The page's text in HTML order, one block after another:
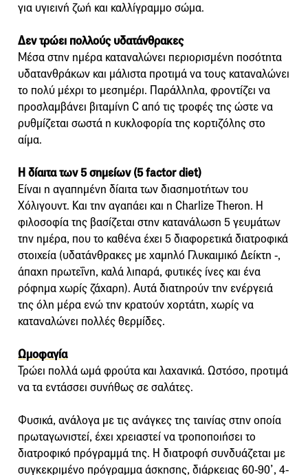
για υγιεινή ζωή και καλλίγραμμο σώμα.
Δεν τρώει πολλούς υδατάνθρακες
Μέσα στην ημέρα καταναλώνει περιορισμένη ποσότητα
υδατανθράκων και μάλιστα προτιμά να τους καταναλώνει
το πολύ μέχρι το μεσημέρι. Παράλληλα, φροντίζει να
προσλαμβάνει βιταμίνη C από τις τροφές της ώστε να
ρυθμίζεται σωστά η κυκλοφορία της κορτιζόλης στο
αίμα.
Η δίαιτα των 5 σημείων (5 factor diet)
Είναι η αγαπημένη δίαιτα των διασημοτήτων του
Χόλιγουντ. Και την αγαπάει και η Charlize Theron. H
φιλοσοφία της βασίζεται στην κατανάλωση 5 γευμάτων
την ημέρα, που το καθένα έχει 5 διαφορετικά διατροφικά
στοιχεία (υδατάνθρακες με χαμηλό Γλυκαιμικό Δείκτη -,
άπαχη πρωτεΐνη, καλά λιπαρά, φυτικές ίνες και ένα
ρόφημα χωρίς ζάχαρη). Αυτά διατηρούν την ενέργειά
της όλη μέρα ενώ την κρατούν χορτάτη, χωρίς να
καταναλώνει πολλές θερμίδες.
Ωμοφαγία
Τρώει πολλά ωμά φρούτα και λαχανικά. Ωστόσο, προτιμά
να τα εντάσσει συνήθως σε σαλάτες.
Φυσικά, ανάλογα με τις ανάγκες της ταινίας στην οποία
πρωταγωνιστεί, έχει χρειαστεί να τροποποιήσει το
διατροφικό πρόγραμμά της. Η διατροφή συνδυάζεται με
συγκεκριμένο πρόγραμμα άσκησης, διάρκειας 60-90’, 4-